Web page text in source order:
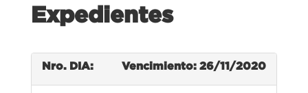
Expedientes
Nro. DIA: Vencimiento: 26/11/2020